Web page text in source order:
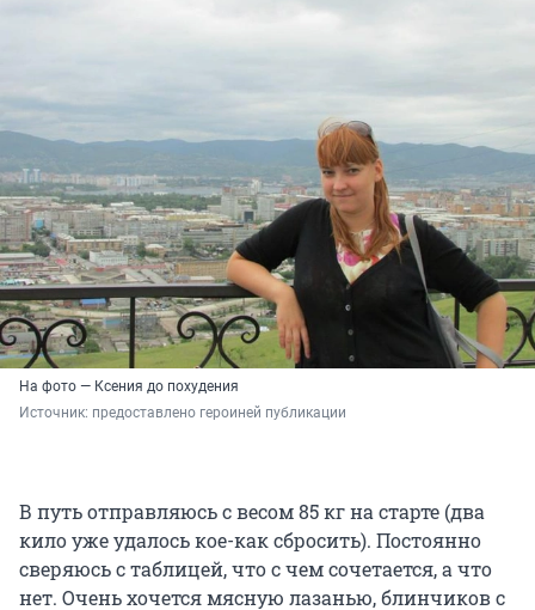
На фото — Ксения до похудения
Источник: предоставлено героиней публикации
В путь отправляюсь с весом 85 кг на старте (два
кило уже удалось кое-как сбросить). Постоянно
сверяюсь с таблицей, что с чем сочетается, а что
нет. Очень хочется мясную лазанью, блинчиков с